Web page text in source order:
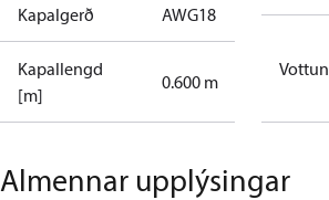
Kapalgerð AWG18
Kapallengd
[m]
0.600 m
Vottun
Almennar upplýsingar